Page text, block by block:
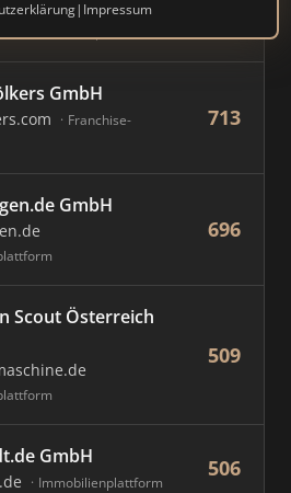
| Impressum
GmbH
GmbH
Franchise-
713
GmbH
696
Scout Österreich
509
GmbH
Immobilienplattform
506